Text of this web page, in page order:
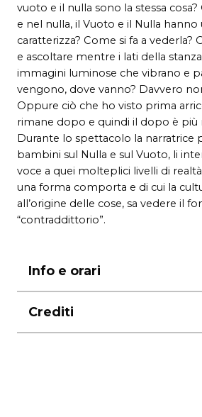
vuoto e il nulla sono la stessa
e nel nulla, il Vuoto e il Nulla
caratterizza? Come si fa a vederla?
e ascoltare mentre i lati della
immagini luminose che vibrano e
vengono, dove vanno? Davvero
Oppure ciò che ho visto prima
rimane dopo e quindi il dopo è più
Durante lo spettacolo la narratrice
bambini sul Nulla e sul Vuoto, li
voce a quei molteplici livelli di
una forma comporta e di cui la
all’origine delle cose, sa vedere il
“contraddittorio”.
Info e orari
18 – 19 – 20 marzo ore 10.30
21 marzo ore 16.00 e ore 19.00
22 marzo ore 16.00
Crediti